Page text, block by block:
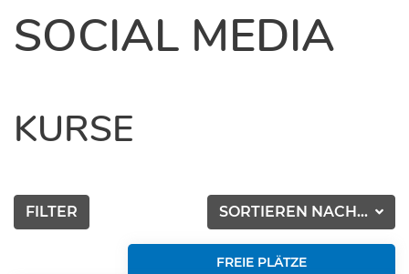
SOCIAL MEDIA
KURSE
SORTIEREN NACH...
FILTER
FREIE PLÄTZE